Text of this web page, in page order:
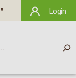
NELLA LISTA DEI
Login